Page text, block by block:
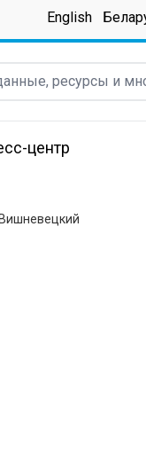
English
ресурсы и
центр